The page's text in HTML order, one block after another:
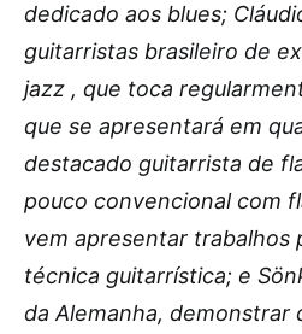
dedicado aos blues;
guitarristas brasileiro de
jazz , que toca
que se apresentará em
destacado guitarrista de
pouco convencional com
vem apresentar trabalhos
técnica guitarrística; e
da Alemanha, demonstrar